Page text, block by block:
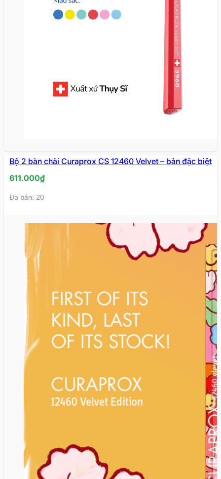
Bộ 2 bàn chải Curaprox CS 12460 Velvet – bản đặc biệt
611.000₫
Đã bán: 20